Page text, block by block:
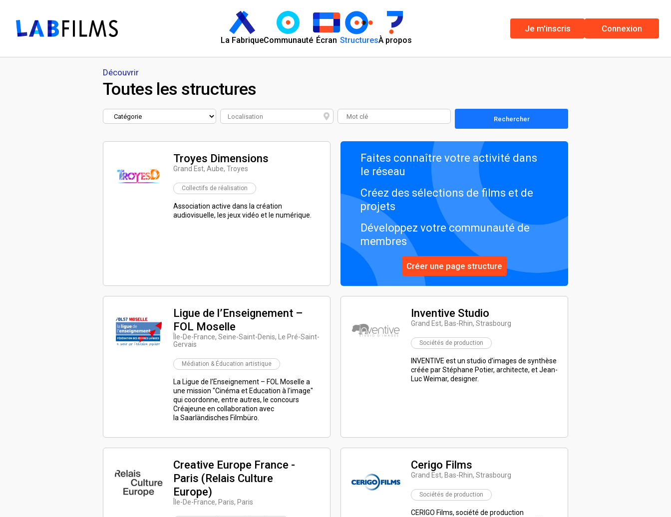
La FabriqueCommunauté Écran StructuresÀ propos
Je m'inscris Connexion
Découvrir
Toutes les structures
Localisation Rechercher
Faites connaître votre activité dans
le réseau
Créez des sélections de films et de
projets
Développez votre communauté de
membres
Créer une page structure
Troyes Dimensions
Grand Est, Aube, Troyes
Collectifs de réalisation
Association active dans la création
audiovisuelle, les jeux vidéo et le numérique.
Ligue de l’Enseignement –
FOL Moselle
Île-De-France, Seine-Saint-Denis, Le Pré-Saint-
Gervais
Médiation & Éducation artistique
La Ligue de l’Enseignement – FOL Moselle a
une mission "Cinéma et Education à l'image"
qui coordonne, entre autres, le concours
Créajeune en collaboration avec
la Saarländisches Filmbüro.
Inventive Studio
Grand Est, Bas-Rhin, Strasbourg
Sociétés de production
INVENTIVE est un studio d’images de synthèse
créée par Stéphane Potier, architecte, et Jean-
Luc Weimar, designer.
Creative Europe France -
Paris (Relais Culture
Europe)
Île-De-France, Paris, Paris
Cerigo Films
Grand Est, Bas-Rhin, Strasbourg
Sociétés de production
CERIGO Films, société de production